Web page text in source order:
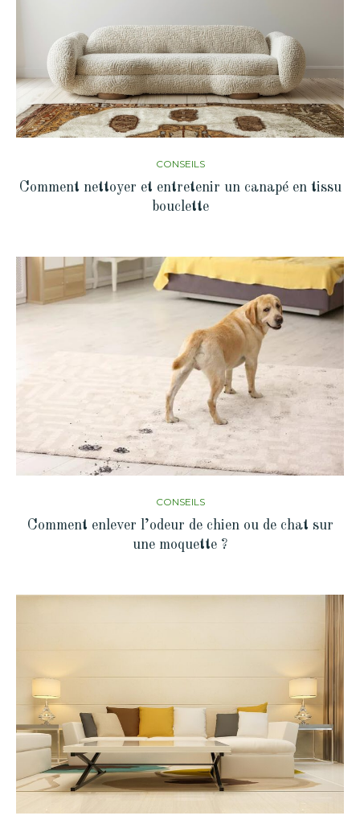
CONSEILS
Comment nettoyer et entretenir un canapé en tissu
bouclette
CONSEILS
Comment enlever l’odeur de chien ou de chat sur
une moquette ?